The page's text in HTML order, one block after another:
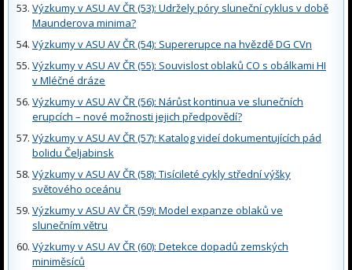
Výzkumy v ASU AV ČR (53): Udržely póry sluneční cyklus v době
Maunderova minima?
Výzkumy v ASU AV ČR (54): Supererupce na hvězdě DG CVn
Výzkumy v ASU AV ČR (55): Souvislost oblaků CO s obálkami HI
v Mléčné dráze
Výzkumy v ASU AV ČR (56): Nárůst kontinua ve slunečních
erupcích – nové možnosti jejich předpovědí?
Výzkumy v ASU AV ČR (57): Katalog videí dokumentujících pád
bolidu Čeljabinsk
Výzkumy v ASU AV ČR (58): Tisícileté cykly střední výšky
světového oceánu
Výzkumy v ASU AV ČR (59): Model expanze oblaků ve
slunečním větru
Výzkumy v ASU AV ČR (60): Detekce dopadů zemských
miniměsíců